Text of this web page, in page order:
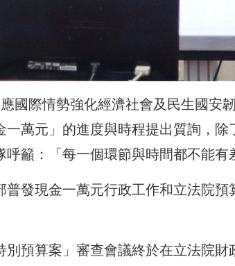
國際情勢強化經濟社會及民生國安
一萬元」的進度與時程提出質詢，
籲：「每一個環節與時間都不能有
普發現金一萬元行政工作和立法院
別預算案」審查會議終於在立法院